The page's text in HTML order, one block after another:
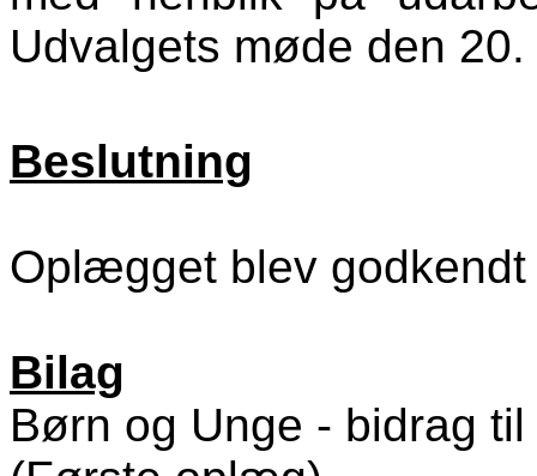
Udvalgets møde den
Beslutning
Oplægget blev
Bilag
Børn og Unge - bidrag